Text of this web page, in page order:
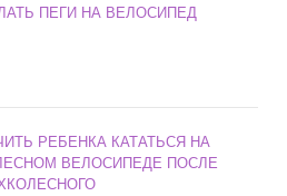
ПЕГИ НА ВЕЛОСИПЕД
РЕБЕНКА КАТАТЬСЯ НА
ВЕЛОСИПЕДЕ ПОСЛЕ